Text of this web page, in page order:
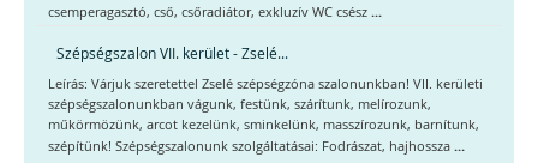
csemperagasztó, cső, csőradiátor, exkluzív WC csész ...
Szépségszalon VII. kerület - Zselé...
Leírás: Várjuk szeretettel Zselé szépségzóna szalonunkban! VII. kerületi
szépségszalonunkban vágunk, festünk, szárítunk, melírozunk,
műkörmözünk, arcot kezelünk, sminkelünk, masszírozunk, barnítunk,
szépítünk! Szépségszalonunk szolgáltatásai: Fodrászat, hajhossza ...